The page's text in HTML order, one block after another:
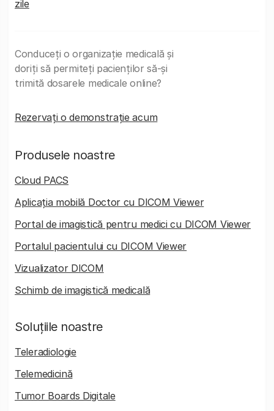
zile
Conduceți o organizație medicală și
doriți să permiteți pacienților să-și
trimită dosarele medicale online?
Rezervați o demonstrație acum
Produsele noastre
Cloud PACS
Aplicația mobilă Doctor cu DICOM Viewer
Portal de imagistică pentru medici cu DICOM Viewer
Portalul pacientului cu DICOM Viewer
Vizualizator DICOM
Schimb de imagistică medicală
Soluțiile noastre
Teleradiologie
Telemedicină
Tumor Boards Digitale